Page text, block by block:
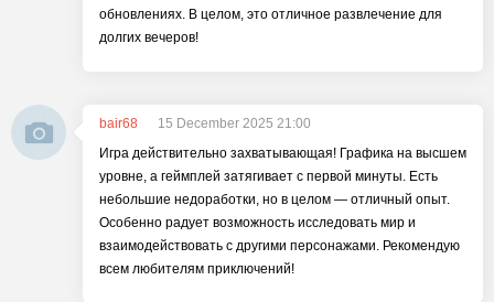
обновлениях. В целом, это отличное развлечение для
долгих вечеров!
bair68
15 December 2025 21:00
Игра действительно захватывающая! Графика на высшем
уровне, а геймплей затягивает с первой минуты. Есть
небольшие недоработки, но в целом — отличный опыт.
Особенно радует возможность исследовать мир и
взаимодействовать с другими персонажами. Рекомендую
всем любителям приключений!